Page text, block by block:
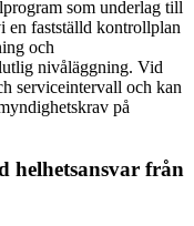
som underlag till
en fastställd kontrollplan
och
nivåläggning. Vid
serviceintervall och kan
på
helhetsansvar från